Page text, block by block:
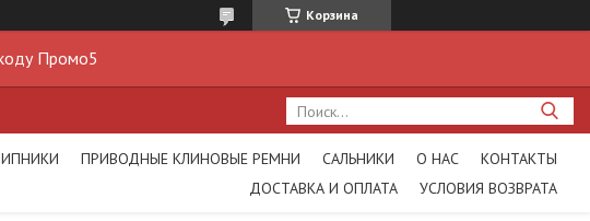
Корзина
Промо5
ПРИВОДНЫЕ КЛИНОВЫЕ РЕМНИ САЛЬНИКИ О НАС
КОНТАКТЫ
ДОСТАВКА И ОПЛАТА
УСЛОВИЯ ВОЗВРАТА